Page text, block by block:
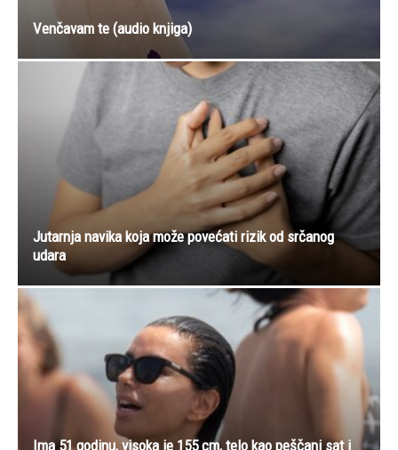
Venčavam te (audio knjiga)
Jutarnja navika koja može povećati rizik od srčanog
udara
Ima 51 godinu, visoka je 155 cm, telo kao peščani sat i